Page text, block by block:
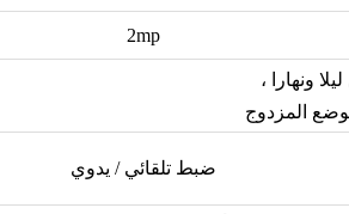
2mp
المزدوج
ضبط تلقائي / يدوي